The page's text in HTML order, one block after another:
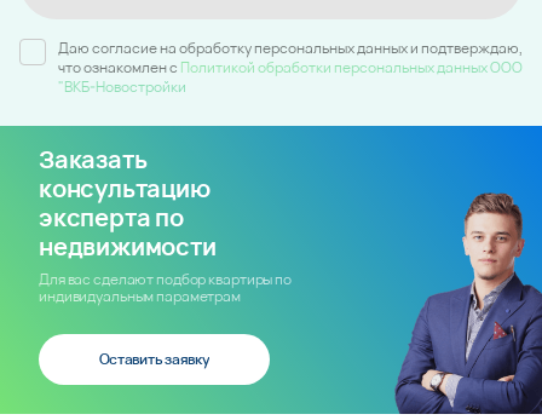
Даю согласие на обработку персональных данных и подтверждаю,
что ознакомлен c Политикой обработки персональных данных ООО
"ВКБ-Новостройки
Заказать
консультацию
эксперта по
недвижимости
Для вас сделают подбор квартиры по
индивидуальным параметрам
Оставить заявку